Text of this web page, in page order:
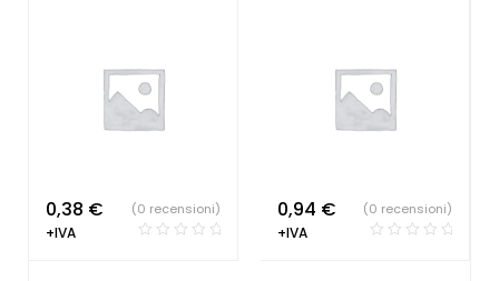
0,38 €
+IVA
(0 recensioni) 0,94 €
+IVA
(0 recensioni)